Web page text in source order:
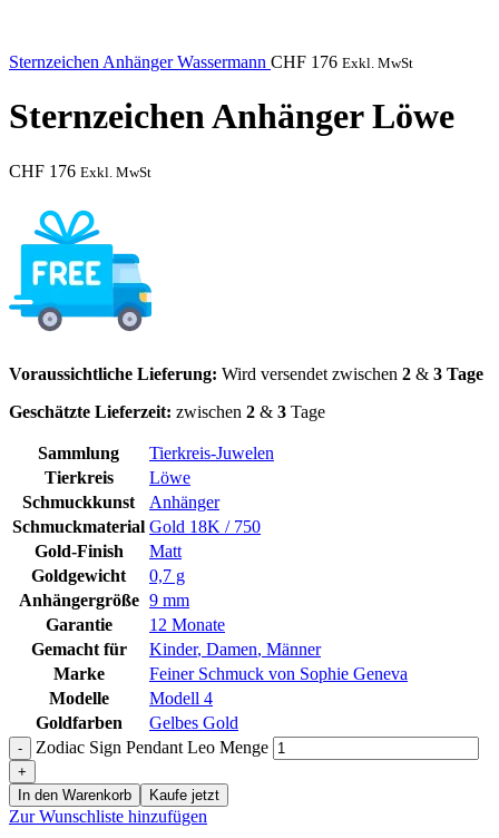
Sternzeichen Anhänger Wassermann CHF 176 Exkl. MwSt
Sternzeichen Anhänger Löwe
CHF 176 Exkl. MwSt
Voraussichtliche Lieferung: Wird versendet zwischen 2 & 3 Tage
Geschätzte Lieferzeit: zwischen 2 & 3 Tage
Sammlung
Tierkreis-Juwelen
Tierkreis
Löwe
Schmuckkunst
Anhänger
Schmuckmaterial Gold 18K / 750
Gold-Finish
Matt
Goldgewicht
0,7 g
Anhängergröße 9 mm
Garantie
12 Monate
Gemacht für
Kinder, Damen, Männer
Marke
Feiner Schmuck von Sophie Geneva
Modelle
Modell 4
Goldfarben
Gelbes Gold
Zodiac Sign Pendant Leo Menge
In den Warenkorb Kaufe jetzt
Zur Wunschliste hinzufügen